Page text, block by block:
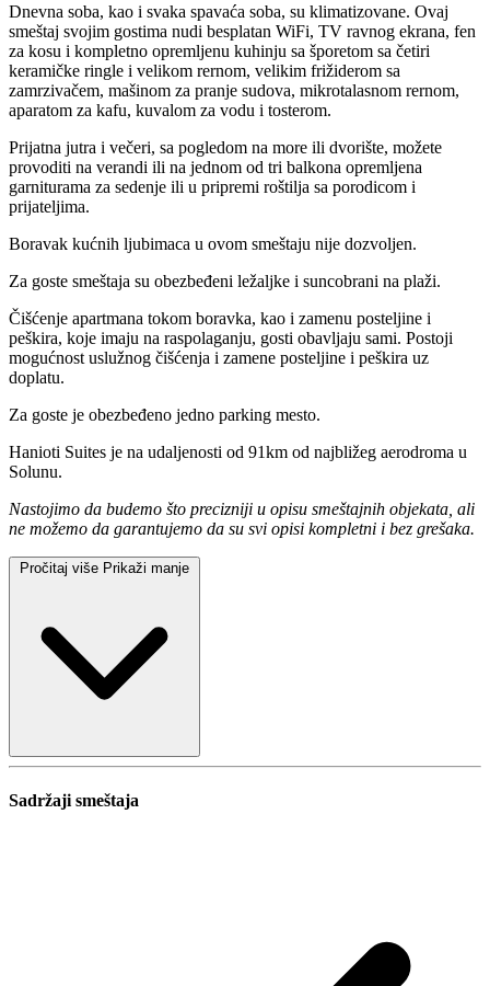
Dnevna soba, kao i svaka spavaća soba, su klimatizovane. Ovaj
smeštaj svojim gostima nudi besplatan WiFi, TV ravnog ekrana, fen
za kosu i kompletno opremljenu kuhinju sa šporetom sa četiri
keramičke ringle i velikom rernom, velikim frižiderom sa
zamrzivačem, mašinom za pranje sudova, mikrotalasnom rernom,
aparatom za kafu, kuvalom za vodu i tosterom.
Prijatna jutra i večeri, sa pogledom na more ili dvorište, možete
provoditi na verandi ili na jednom od tri balkona opremljena
garniturama za sedenje ili u pripremi roštilja sa porodicom i
prijateljima.
Boravak kućnih ljubimaca u ovom smeštaju nije dozvoljen.
Za goste smeštaja su obezbeđeni ležaljke i suncobrani na plaži.
Čišćenje apartmana tokom boravka, kao i zamenu posteljine i
peškira, koje imaju na raspolaganju, gosti obavljaju sami. Postoji
mogućnost uslužnog čišćenja i zamene posteljine i peškira uz
doplatu.
Za goste je obezbeđeno jedno parking mesto.
Hanioti Suites je na udaljenosti od 91km od najbližeg aerodroma u
Solunu.
Nastojimo da budemo što precizniji u opisu smeštajnih objekata, ali
ne možemo da garantujemo da su svi opisi kompletni i bez grešaka.
Pročitaj više Prikaži manje
Sadržaji smeštaja